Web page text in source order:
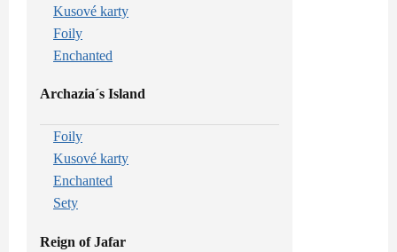
Kusové karty
Foily
Enchanted
Archazia´s Island
Foily
Kusové karty
Enchanted
Sety
Reign of Jafar